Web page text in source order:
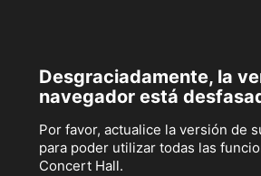
Desgraciadamente, la
navegador está
Por favor, actualice la versión de
para poder utilizar todas las
Concert Hall.